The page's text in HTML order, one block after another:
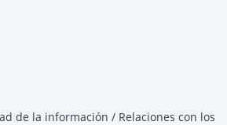
de la información / Relaciones con los